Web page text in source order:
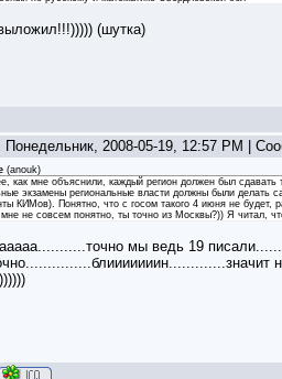
(шутка)
Понедельник, 2008-05-19, 12:57 PM |
(anouk)
как мне объяснили, каждый регион должен был
экзамены региональные власти должны были делать
КИМов). Понятно, что с госом такого 4 июня не будет,
не совсем понятно, ты точно из Москвы?)) Я читал,
мы ведь 19